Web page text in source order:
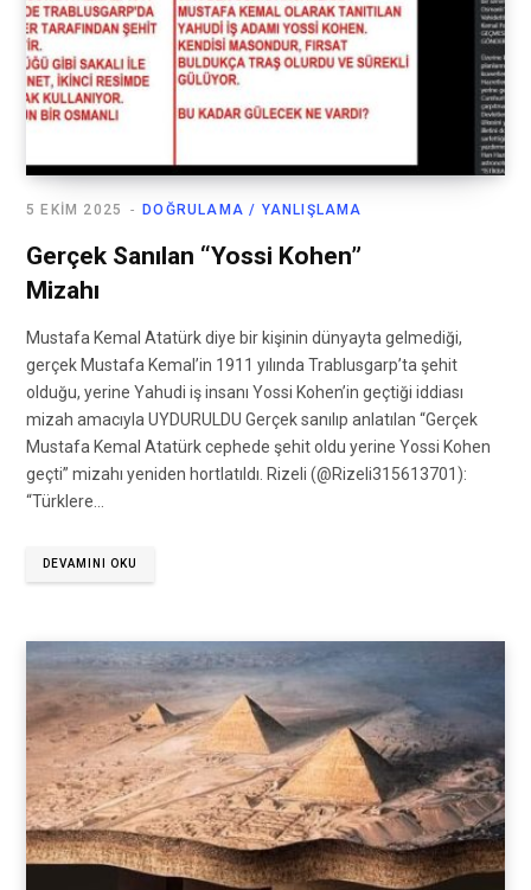
DOĞRULAMA / YANLIŞLAMA
5 EKIM 2025
Gerçek Sanılan “Yossi Kohen”
Mizahı
Mustafa Kemal Atatürk diye bir kişinin dünyayta gelmediği,
gerçek Mustafa Kemal’in 1911 yılında Trablusgarp’ta şehit
olduğu, yerine Yahudi iş insanı Yossi Kohen’in geçtiği iddiası
mizah amacıyla UYDURULDU Gerçek sanılıp anlatılan “Gerçek
Mustafa Kemal Atatürk cephede şehit oldu yerine Yossi Kohen
geçti” mizahı yeniden hortlatıldı. Rizeli (@Rizeli315613701):
“Türklere…
DEVAMINI OKU